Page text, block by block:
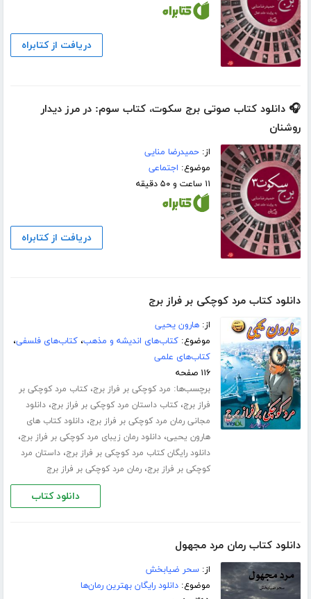
دریافت از کتابراه
🎧 دانلود کتاب صوتی برج سکوت، کتاب سوم: در مرز دیدار
روشنان
از:حمیدرضا منایی
موضوع: اجتماعی
۱۱ ساعت و ۵۰ دقیقه
دریافت از کتابراه
دانلود کتاب مرد کوچکی بر فراز برج
از:هارون یحیی
موضوع:کتاب‌های اندیشه و مذهب،کتاب‌های فلسفی،
کتاب‌های علمی
۱۱۶ صفحه
برچسب‌ها: مرد کوچکی بر فراز برج،کتاب مرد کوچکی بر
فراز برج،کتاب داستان مرد کوچکی بر فراز برج،دانلود
مجانی رمان مرد کوچکی بر فراز برج،دانلود کتاب های
هارون یحیی،دانلود رمان زیبای مرد کوچکی بر فراز برج،
دانلود رایگان کتاب مرد کوچکی بر فراز برج،داستان مرد
کوچکی بر فراز برج،رمان مرد کوچکی بر فراز برج
دانلود کتاب
دانلود کتاب رمان مرد مجهول
از:سحر ضیابخش
موضوع:دانلود رایگان بهترین رمان‌ها